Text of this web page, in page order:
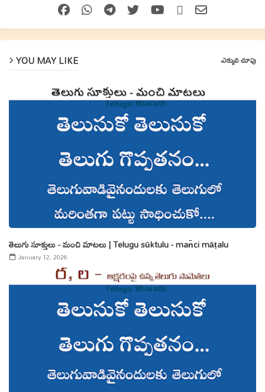
YOU MAY LIKE ఎక్కువ చూపు
తెలుగు సూక్తులు - మంచి మాటలు | Telugu sūktulu - man̄ci māṭalu
January 12, 2026